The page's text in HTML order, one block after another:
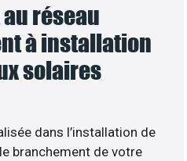
réseau
à installation
solaires
dans l’installation de
branchement de votre